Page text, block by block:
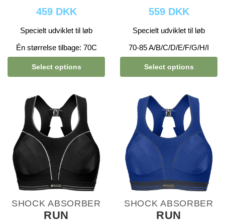
459 DKK
Specielt udviklet til løb
Én størrelse tilbage: 70C
Select options
559 DKK
Specielt udviklet til løb
70-85 A/B/C/D/E/F/G/H/I
Select options
SHOCK ABSORBER
RUN
SHOCK ABSORBER
RUN